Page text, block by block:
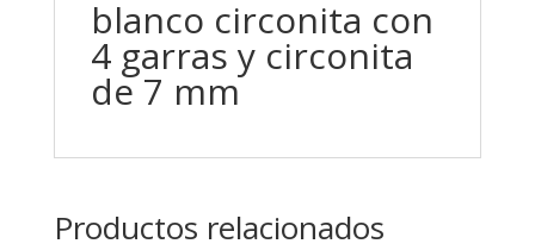
blanco circonita con
4 garras y circonita
de 7 mm
Productos relacionados